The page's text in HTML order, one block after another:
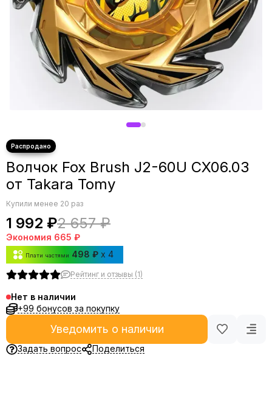
Волчок Fox Brush J2-60U CX06.03
от Takara Tomy
Купили менее 20 раз
1 992 ₽2 657 ₽
Экономия 665 ₽
Плати частями 498 ₽ x 4
Рейтинг и отзывы (1)
Нет в наличии
+99 бонусов за покупку
Уведомить о наличии
Задать вопрос Поделиться